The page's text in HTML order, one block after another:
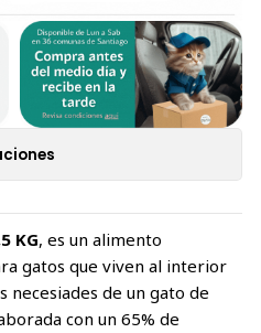
KG, es un alimento
gatos que viven al interior
necesiades de un gato de
con un 65% de